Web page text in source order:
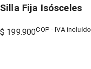
Silla Fija Isósceles
$ 199.900COP - IVA incluido